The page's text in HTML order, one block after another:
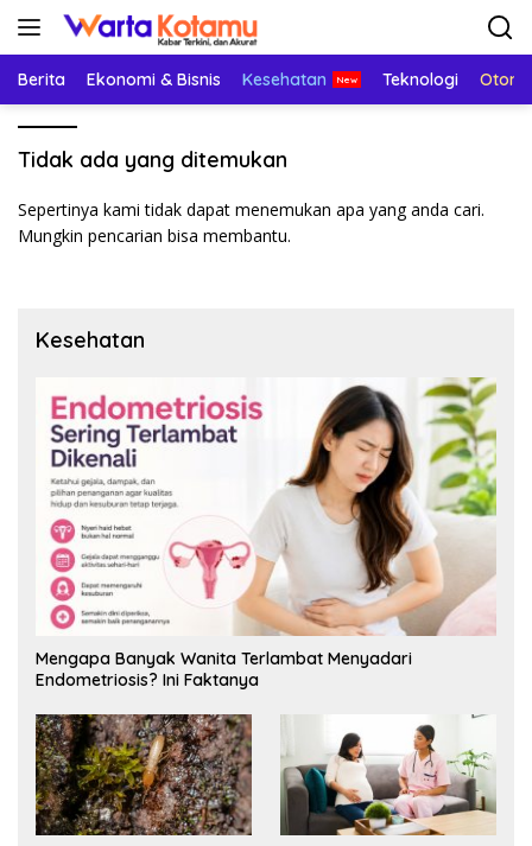
Langsung
Berita Ekonomi & Bisnis Kesehatan Teknologi
Tidak ada yang ditemukan
Sepertinya kami tidak dapat menemukan apa yang anda cari.
Mungkin pencarian bisa membantu.
Kesehatan
Mengapa Banyak Wanita Terlambat Menyadari
Endometriosis? Ini Faktanya